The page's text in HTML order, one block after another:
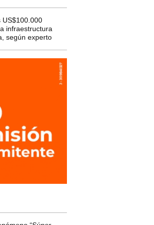
US$100.000
infraestructura
según experto